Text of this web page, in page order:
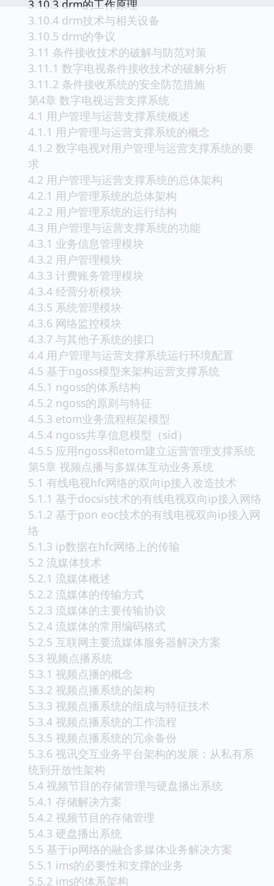
3.10.3 drm的工作原理
3.10.4 drm技术与相关设备
3.10.5 drm的争议
3.11 条件接收技术的破解与防范对策
3.11.1 数字电视条件接收技术的破解分析
3.11.2 条件接收系统的安全防范措施
第4章 数字电视运营支撑系统
4.1 用户管理与运营支撑系统概述
4.1.1 用户管理与运营支撑系统的概念
4.1.2 数字电视对用户管理与运营支撑系统的要
求
4.2 用户管理与运营支撑系统的总体架构
4.2.1 用户管理系统的总体架构
4.2.2 用户管理系统的运行结构
4.3 用户管理与运营支撑系统的功能
4.3.1 业务信息管理模块
4.3.2 用户管理模块
4.3.3 计费账务管理模块
4.3.4 经营分析模块
4.3.5 系统管理模块
4.3.6 网络监控模块
4.3.7 与其他子系统的接口
4.4 用户管理与运营支撑系统运行环境配置
4.5 基于ngoss模型来架构运营支撑系统
4.5.1 ngoss的体系结构
4.5.2 ngoss的原则与特征
4.5.3 etom业务流程框架模型
4.5.4 ngoss共享信息模型（sid）
4.5.5 应用ngoss和etom建立运营管理支撑系统
第5章 视频点播与多媒体互动业务系统
5.1 有线电视hfc网络的双向ip接入改造技术
5.1.1 基于docsis技术的有线电视双向ip接入网络
5.1.2 基于pon eoc技术的有线电视双向ip接入网
络
5.1.3 ip数据在hfc网络上的传输
5.2 流媒体技术
5.2.1 流媒体概述
5.2.2 流媒体的传输方式
5.2.3 流媒体的主要传输协议
5.2.4 流媒体的常用编码格式
5.2.5 互联网主要流媒体服务器解决方案
5.3 视频点播系统
5.3.1 视频点播的概念
5.3.2 视频点播系统的架构
5.3.3 视频点播系统的组成与特征技术
5.3.4 视频点播系统的工作流程
5.3.5 视频点播系统的冗余备份
5.3.6 视讯交互业务平台架构的发展：从私有系
统到开放性架构
5.4 视频节目的存储管理与硬盘播出系统
5.4.1 存储解决方案
5.4.2 视频节目的存储管理
5.4.3 硬盘播出系统
5.5 基于ip网络的融合多媒体业务解决方案
5.5.1 ims的必要性和支撑的业务
5.5.2 ims的体系架构